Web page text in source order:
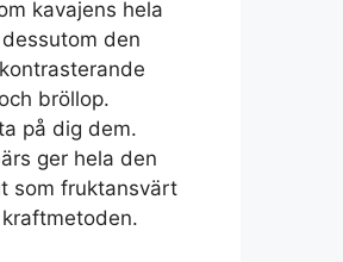
kavajens hela
den
bröllop.
på dig dem.
ger hela den
som fruktansvärt